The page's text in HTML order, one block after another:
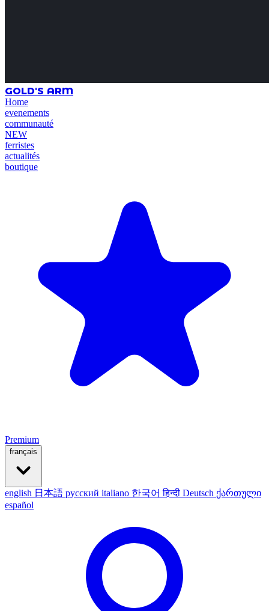
GOLD'S ARM
Home
evenements
communauté
NEW
ferristes
actualités
boutique
Premium
français
english 日本語 русский italiano 한국어हिन्दी Deutsch ქართული
español